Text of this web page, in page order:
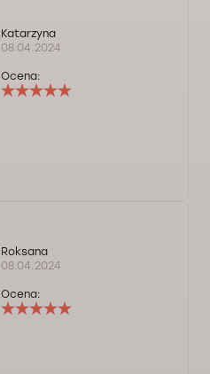
Katarzyna
08.04.2024
Ocena:
Roksana
08.04.2024
Ocena: